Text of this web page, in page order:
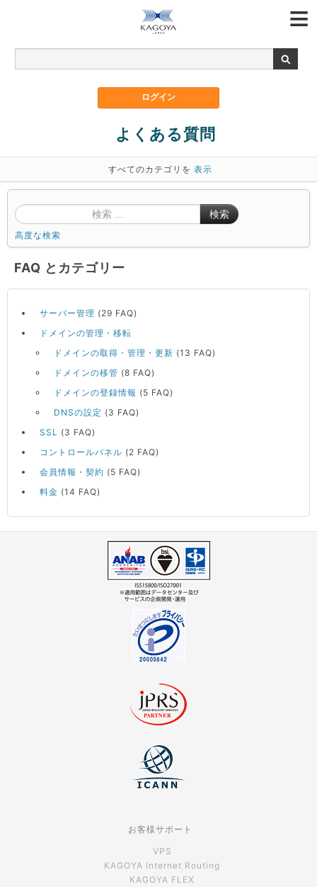
よくある質問
すべてのカテゴリを 表示
検索
高度な検索
FAQ とカテゴリー
サーバー管理 (29 FAQ)
ドメインの管理・移転
ドメインの取得・管理・更新 (13 FAQ)
ドメインの移管 (8 FAQ)
ドメインの登録情報 (5 FAQ)
DNSの設定 (3 FAQ)
SSL
(3 FAQ)
コントロールパネル (2 FAQ)
会員情報・契約 (5 FAQ)
料金 (14 FAQ)
お客様サポート
VPS
KAGOYA Internet Routing
KAGOYA FLEX